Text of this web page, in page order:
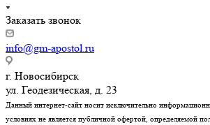
Заказать звонок
info@gm-apostol.ru
г. Новосибирск
ул. Геодезическая, д. 23
Данный интернет-сайт носит исключительно
условиях не является публичной офертой, определяемой